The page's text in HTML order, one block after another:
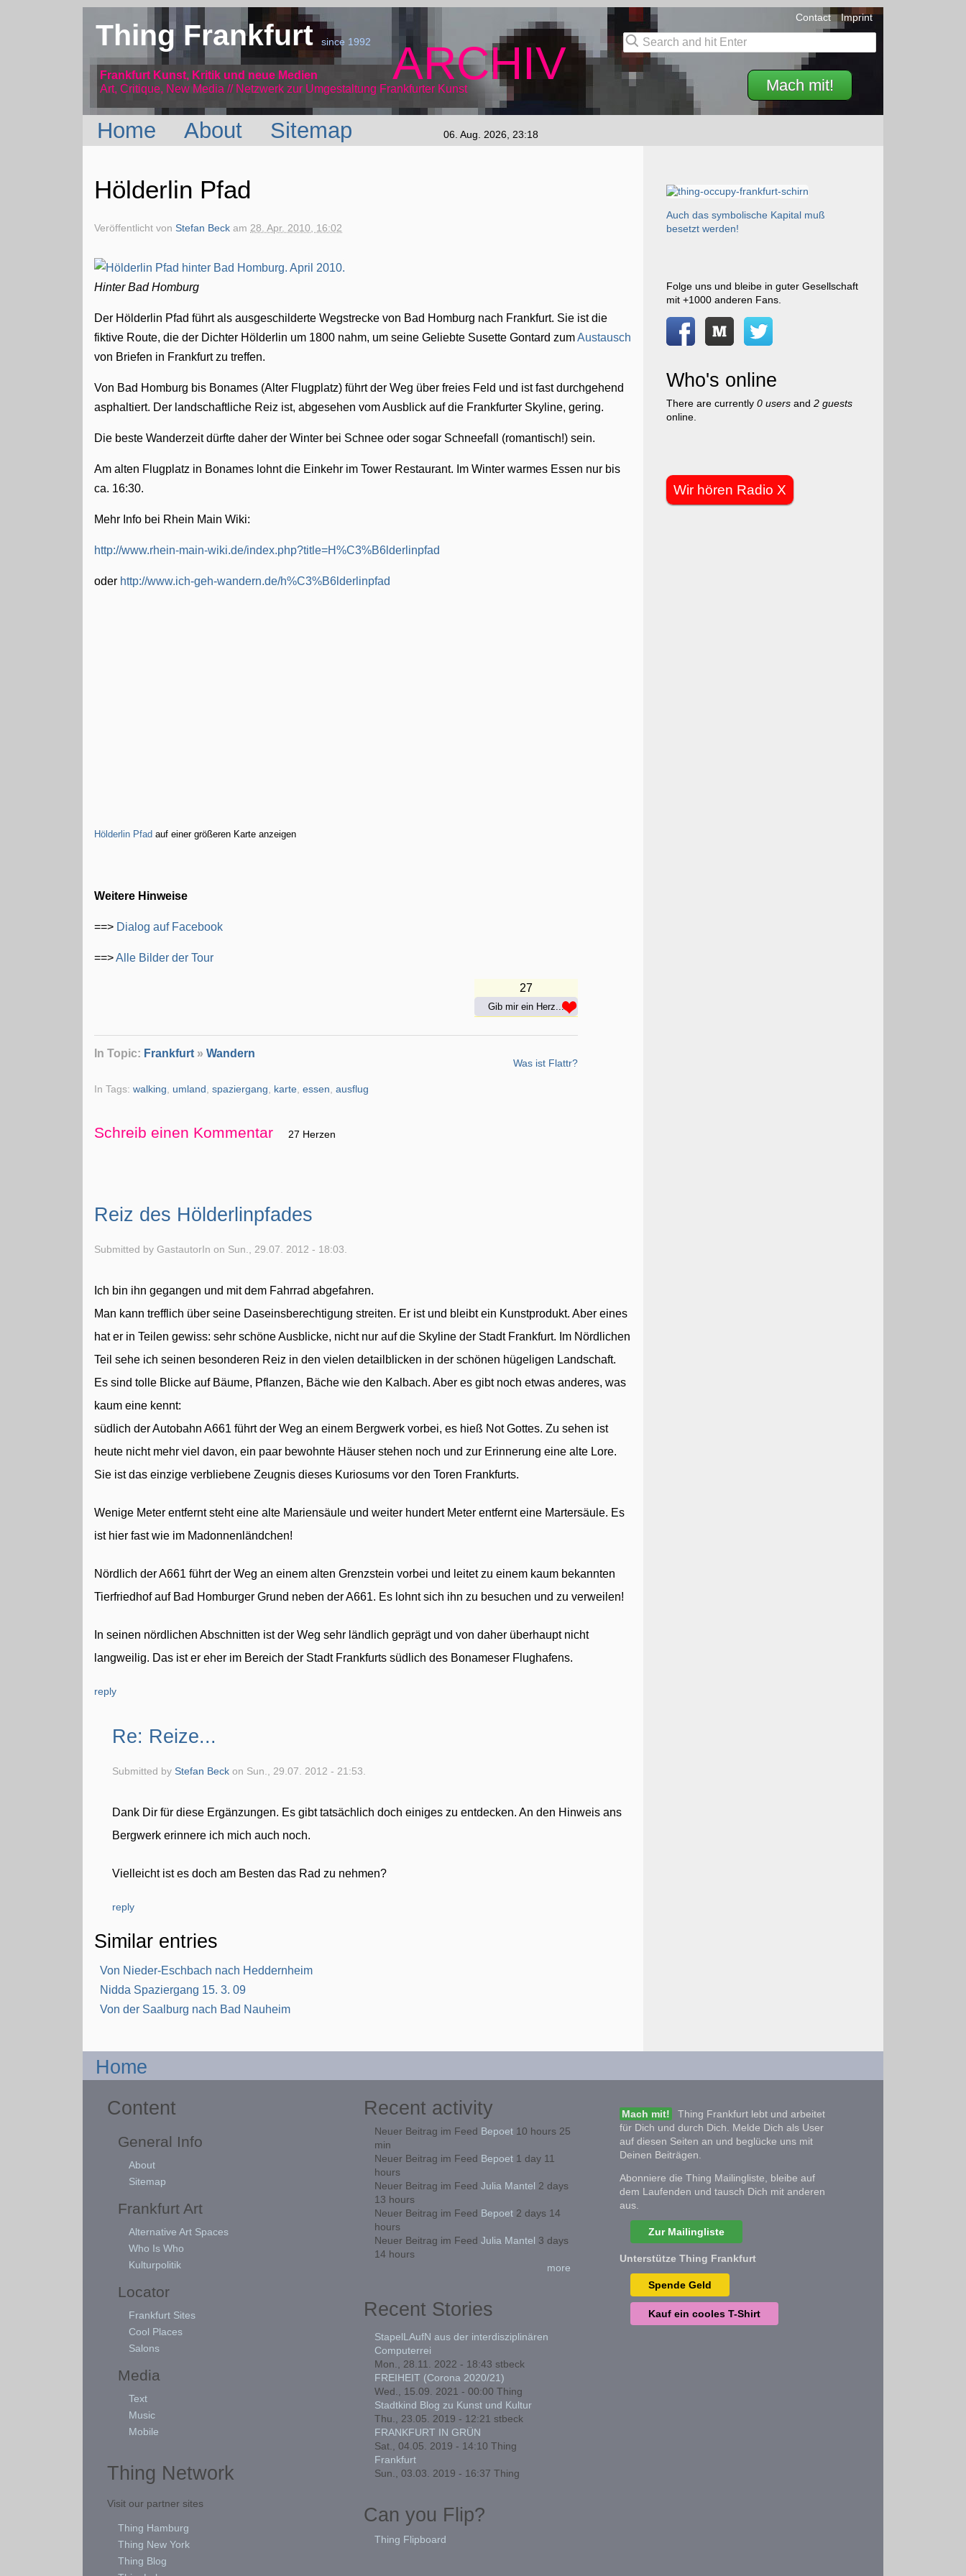
Thing Frankfurtsince 1992
Frankfurt Kunst, Kritik und neue Medien
Art, Critique, New Media // Netzwerk
ARCHIV
zur Umgestaltung Frankfurter Kunst Mach mit!
Contact Imprint
Home About Sitemap 06. Aug. 2026, 23:18
Hölderlin Pfad
Veröffentlicht vonStefan Beck am28. Apr. 2010, 16:02
Hinter Bad Homburg
Der Hölderlin Pfad führt als ausgeschilderte Wegstrecke von Bad Homburg nach Frankfurt. Sie ist die
fiktive Route, die der Dichter Hölderlin um 1800 nahm, um seine Geliebte Susette Gontard zumAustausch
von Briefen in Frankfurt zu treffen.
Von Bad Homburg bis Bonames (Alter Flugplatz) führt der Weg über freies Feld und ist fast durchgehend
asphaltiert. Der landschaftliche Reiz ist, abgesehen vom Ausblick auf die Frankfurter Skyline, gering.
Die beste Wanderzeit dürfte daher der Winter bei Schnee oder sogar Schneefall (romantisch!) sein.
Am alten Flugplatz in Bonames lohnt die Einkehr im Tower Restaurant. Im Winter warmes Essen nur bis
ca. 16:30.
Mehr Info bei Rhein Main Wiki:
http://www.rhein-main-wiki.de/index.php?title=H%C3%B6lderlinpfad
oder http://www.ich-geh-wandern.de/h%C3%B6lderlinpfad
Hölderlin Pfad auf einer größeren Karte anzeigen
Weitere Hinweise
==> Dialog auf Facebook
==>Alle Bilder der Tour
27
Gib mir ein Herz...
In Topic: Frankfurt »Wandern
In Tags:walking umland ,spaziergang karte ,essen ,ausflug
Was ist Flattr?
Schreib einen Kommentar 27 Herzen
Reiz des Hölderlinpfades
Submitted by GastautorIn on Sun., 29.07. 2012 - 18:03.
Ich bin ihn gegangen und mit dem Fahrrad abgefahren.
Man kann trefflich über seine Daseinsberechtigung streiten. Er ist und bleibt ein Kunstprodukt. Aber eines
hat er in Teilen gewiss: sehr schöne Ausblicke, nicht nur auf die Skyline der Stadt Frankfurt. Im Nördlichen
Teil sehe ich seinen besonderen Reiz in den vielen detailblicken in der schönen hügeligen Landschaft.
Es sind tolle Blicke auf Bäume, Pflanzen, Bäche wie den Kalbach. Aber es gibt noch etwas anderes, was
kaum eine kennt:
südlich der Autobahn A661 führt der Weg an einem Bergwerk vorbei, es hieß Not Gottes. Zu sehen ist
heute nicht mehr viel davon, ein paar bewohnte Häuser stehen noch und zur Erinnerung eine alte Lore.
Sie ist das einzige verbliebene Zeugnis dieses Kuriosums vor den Toren Frankfurts.
Wenige Meter entfernt steht eine alte Mariensäule und weiter hundert Meter entfernt eine Martersäule. Es
ist hier fast wie im Madonnenländchen!
Nördlich der A661 führt der Weg an einem alten Grenzstein vorbei und leitet zu einem kaum bekannten
Tierfriedhof auf Bad Homburger Grund neben der A661. Es lohnt sich ihn zu besuchen und zu verweilen!
In seinen nördlichen Abschnitten ist der Weg sehr ländlich geprägt und von daher überhaupt nicht
langweilig. Das ist er eher im Bereich der Stadt Frankfurts südlich des Bonameser Flughafens.
reply
Re: Reize...
Submitted byStefan Beck on Sun., 29.07. 2012 - 21:53.
Dank Dir für diese Ergänzungen. Es gibt tatsächlich doch einiges zu entdecken. An den Hinweis ans
Bergwerk erinnere ich mich auch noch.
Vielleicht ist es doch am Besten das Rad zu nehmen?
reply
Similar entries
Von Nieder-Eschbach nach Heddernheim
Nidda Spaziergang 15. 3. 09
Von der Saalburg nach Bad Nauheim
Auch das symbolische Kapital muß
besetzt werden!
Folge uns und bleibe in guter Gesellschaft
mit +1000 anderen Fans.
Who's online
There are currently 0 usersand 2 guests
online.
Wir hören Radio X
Home
Content
General Info
About
Sitemap
Frankfurt Art
Alternative Art Spaces
Who Is Who
Kulturpolitik
Locator
Frankfurt Sites
Cool Places
Salons
Media
Text
Music
Mobile
Thing Network
Visit our partner sites
Thing Hamburg
Thing New York
Thing Blog
Recent activity
Neuer Beitrag im Feed Bepoet10 hours 25
min
Neuer Beitrag im Feed Bepoet1 day 11
hours
Neuer Beitrag im Feed Julia Mantel 2 days
13 hours
Neuer Beitrag im Feed Bepoet2 days 14
hours
Neuer Beitrag im Feed Julia Mantel 3 days
14 hours
more
Recent Stories
StapelLAufN aus der interdisziplinären
Computerrei
Mon., 28.11. 2022 - 18:43 stbeck
FREIHEIT (Corona 2020/21)
Wed., 15.09. 2021 - 00:00 Thing
Stadtkind Blog zu Kunst und Kultur
Thu., 23.05. 2019 - 12:21 stbeck
FRANKFURT IN GRÜN
Sat., 04.05. 2019 - 14:10 Thing
Frankfurt
Sun., 03.03. 2019 - 16:37 Thing
Can you Flip?
Thing Flipboard
Mach mit!
Thing Frankfurt lebt und arbeitet
für Dich und durch Dich. Melde Dich als User
auf diesen Seiten an und beglücke uns mit
Deinen Beiträgen.
Abonniere die Thing Mailingliste, bleibe auf
dem Laufenden und tausch Dich mit anderen
aus.
Zur Mailingliste
Unterstütze Thing Frankfurt
Spende Geld
Kauf ein cooles T-Shirt